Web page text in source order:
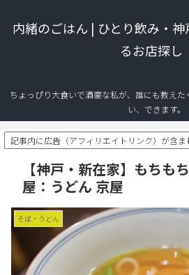
内緒のごはん | ひとり飲み・
るお店探し
ちょっぴり大食いで酒豪な私が、誰にも教え
い、できます。
記事内に広告（アフィリエイトリンク）が含ま
【神戸・新在家】もちも
屋：うどん 京屋
そば・うどん